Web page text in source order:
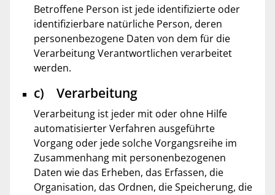
Betroffene Person ist jede identifizierte oder
identifizierbare natürliche Person, deren
personenbezogene Daten von dem für die
Verarbeitung Verantwortlichen verarbeitet
werden.
c) Verarbeitung
Verarbeitung ist jeder mit oder ohne Hilfe
automatisierter Verfahren ausgeführte
Vorgang oder jede solche Vorgangsreihe im
Zusammenhang mit personenbezogenen
Daten wie das Erheben, das Erfassen, die
Organisation, das Ordnen, die Speicherung, die